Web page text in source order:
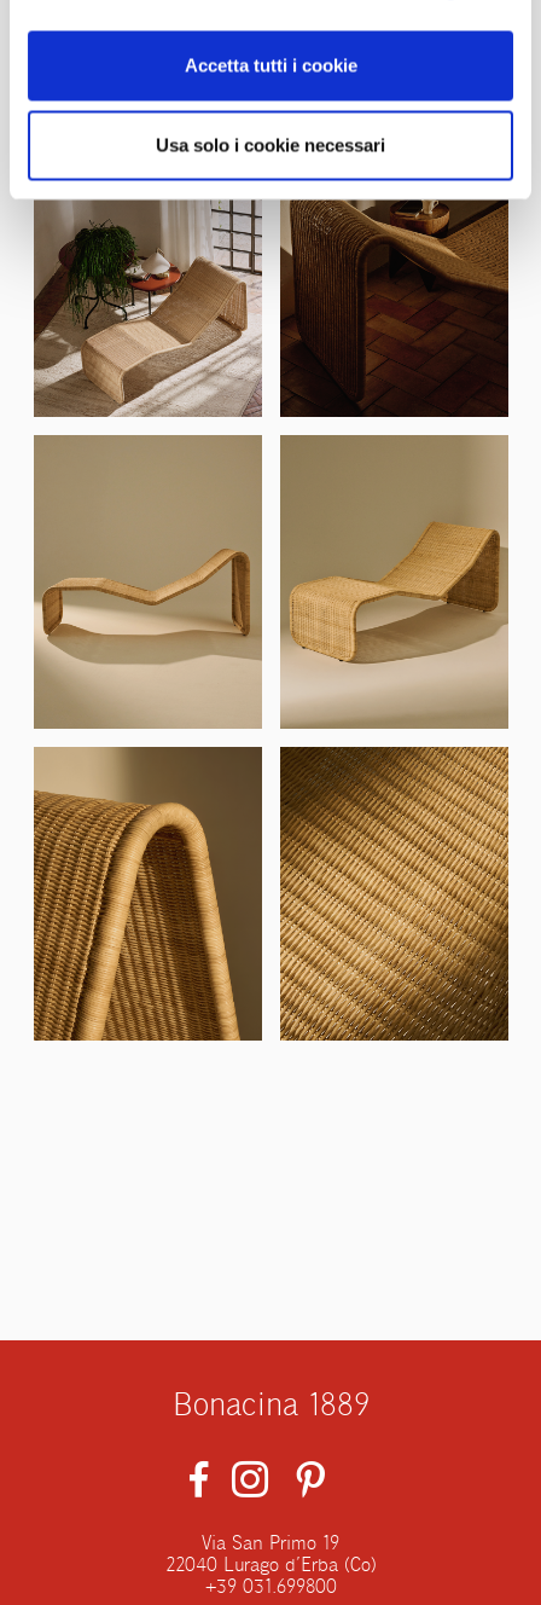
Accetta tutti i cookie
Usa solo i cookie necessari
Bonacina 1889
Via San Primo 19
22040 Lurago d’Erba (Co)
+39 031.699800